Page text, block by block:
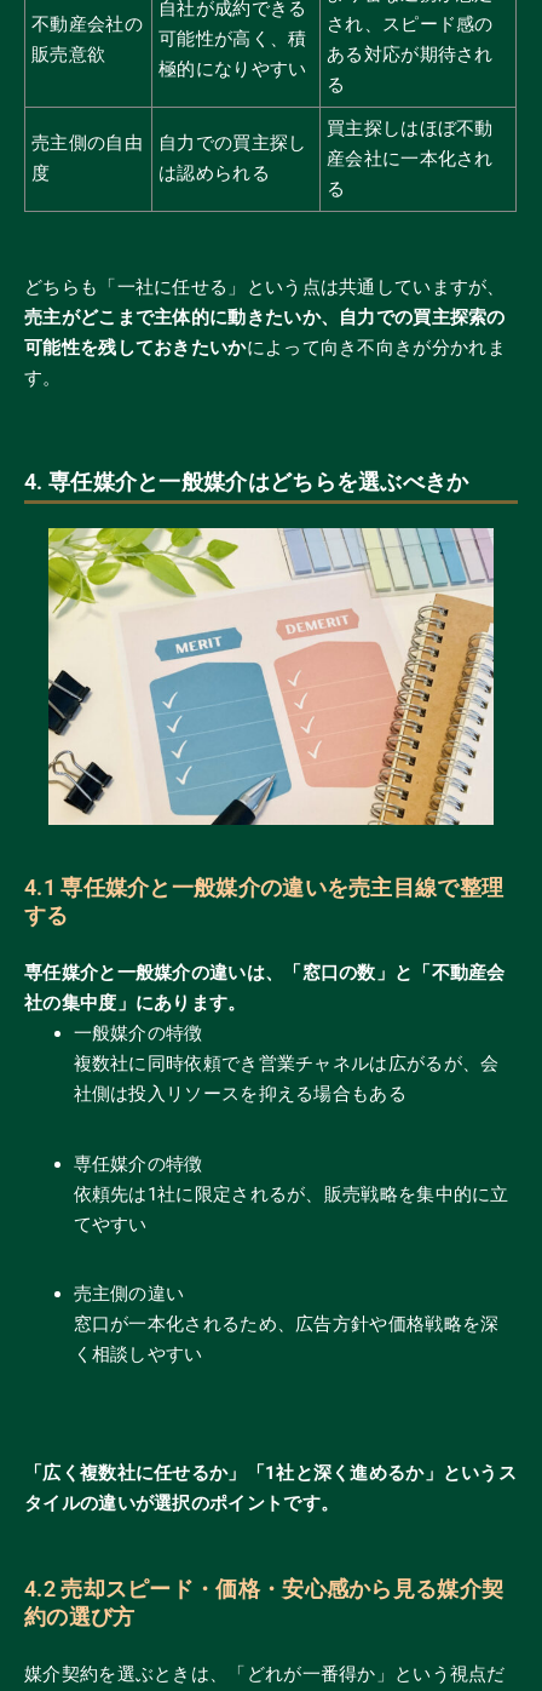
不動産会社の
販売意欲
自社が成約できる
可能性が高く、積
極的になりやすい
され、スピード感の
ある対応が期待され
る
売主側の自由
度
自力での買主探し
は認められる
買主探しはほぼ不動
産会社に一本化され
る
どちらも「一社に任せる」という点は共通していますが、
売主がどこまで主体的に動きたいか、自力での買主探索の
可能性を残しておきたいかによって向き不向きが分かれま
す。
4. 専任媒介と一般媒介はどちらを選ぶべきか
4.1 専任媒介と一般媒介の違いを売主目線で整理
する
専任媒介と一般媒介の違いは、「窓口の数」と「不動産会
社の集中度」にあります。
一般媒介の特徴
複数社に同時依頼でき営業チャネルは広がるが、会
社側は投入リソースを抑える場合もある
専任媒介の特徴
依頼先は1社に限定されるが、販売戦略を集中的に立
てやすい
売主側の違い
窓口が一本化されるため、広告方針や価格戦略を深
く相談しやすい
「広く複数社に任せるか」「1社と深く進めるか」というス
タイルの違いが選択のポイントです。
4.2 売却スピード・価格・安心感から見る媒介契
約の選び方
媒介契約を選ぶときは、「どれが一番得か」という視点だ